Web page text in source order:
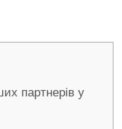
партнерів у